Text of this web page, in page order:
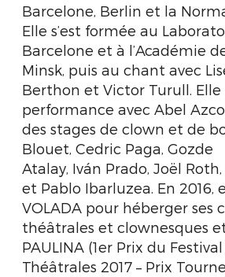
Barcelone, Berlin et la
Elle s’est formée au
Barcelone et à l’Académie
Minsk, puis au chant avec
Berthon et Victor Turull.
performance avec Abel
des stages de clown et de
Blouet, Cedric Paga, Gozde
Atalay, Iván Prado, Joël
et Pablo Ibarluzea. En 2016,
VOLADA pour héberger ses
théâtrales et clownesques
PAULINA (1er Prix du
Théâtrales 2017 – Prix